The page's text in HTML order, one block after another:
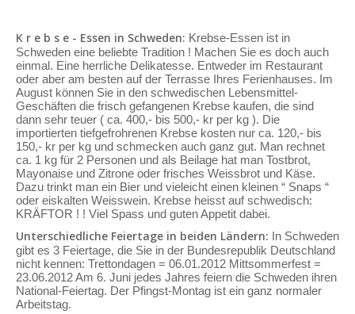
K r e b s e - Essen in Schweden: Krebse-Essen ist in
Schweden eine beliebte Tradition ! Machen Sie es doch auch
einmal. Eine herrliche Delikatesse. Entweder im Restaurant
oder aber am besten auf der Terrasse Ihres Ferienhauses. Im
August können Sie in den schwedischen Lebensmittel-
Geschäften die frisch gefangenen Krebse kaufen, die sind
dann sehr teuer ( ca. 400,- bis 500,- kr per kg ). Die
importierten tiefgefrohrenen Krebse kosten nur ca. 120,- bis
150,- kr per kg und schmecken auch ganz gut. Man rechnet
ca. 1 kg für 2 Personen und als Beilage hat man Tostbrot,
Mayonaise und Zitrone oder frisches Weissbrot und Käse.
Dazu trinkt man ein Bier und vieleicht einen kleinen “ Snaps “
oder eiskalten Weisswein. Krebse heisst auf schwedisch:
KRÄFTOR ! ! Viel Spass und guten Appetit dabei.
Unterschiedliche Feiertage in beiden Ländern: In Schweden
gibt es 3 Feiertage, die Sie in der Bundesrepublik Deutschland
nicht kennen: Trettondagen = 06.01.2012 Mittsommerfest =
23.06.2012 Am 6. Juni jedes Jahres feiern die Schweden ihren
National-Feiertag. Der Pfingst-Montag ist ein ganz normaler
Arbeitstag.